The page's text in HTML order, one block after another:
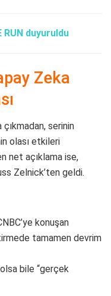
RUN duyuruldu
Zeka
serinin
olası etkileri
net açıklama ise,
Zelnick’ten geldi.
konuşan
tamamen devrim
bile “gerçek